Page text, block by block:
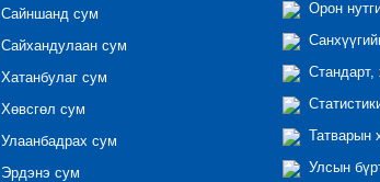
Сайншанд сум
Сайхандулаан сум
Хатанбулаг сум
Хөвсгөл сум
Улаанбадрах сум
Эрдэнэ сум
Орон
Стандарт,
Татварын
Улсын